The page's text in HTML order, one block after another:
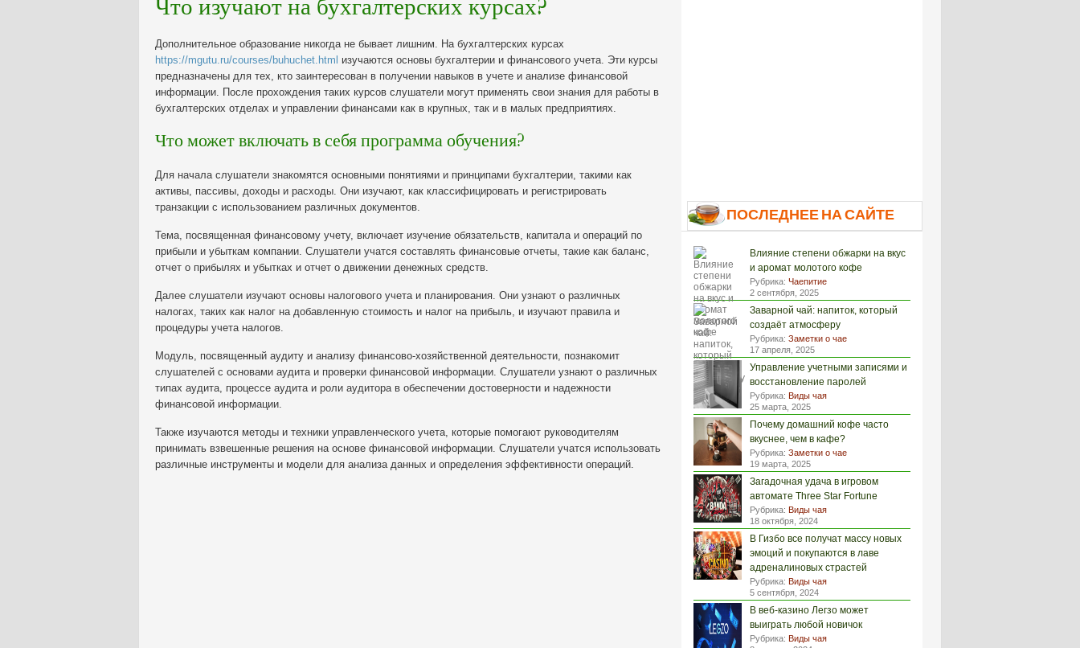
Дополнительное образование никогда не бывает лишним. На бухгалтерских курсах
https://mgutu.ru/courses/buhuchet.html изучаются основы бухгалтерии и финансового учета. Эти курсы
предназначены для тех, кто заинтересован в получении навыков в учете и анализе финансовой
информации. После прохождения таких курсов слушатели могут применять свои знания для работы в
бухгалтерских отделах и управлении финансами как в крупных, так и в малых предприятиях.
Что может включать в себя программа обучения?
Для начала слушатели знакомятся основными понятиями и принципами бухгалтерии, такими как
активы, пассивы, доходы и расходы. Они изучают, как классифицировать и регистрировать
транзакции с использованием различных документов.
Тема, посвященная финансовому учету, включает изучение обязательств, капитала и операций по
прибыли и убыткам компании. Слушатели учатся составлять финансовые отчеты, такие как баланс,
отчет о прибылях и убытках и отчет о движении денежных средств.
Далее слушатели изучают основы налогового учета и планирования. Они узнают о различных
налогах, таких как налог на добавленную стоимость и налог на прибыль, и изучают правила и
процедуры учета налогов.
Модуль, посвященный аудиту и анализу финансово-хозяйственной деятельности, познакомит
слушателей с основами аудита и проверки финансовой информации. Слушатели узнают о различных
типах аудита, процессе аудита и роли аудитора в обеспечении достоверности и надежности
финансовой информации.
Также изучаются методы и техники управленческого учета, которые помогают руководителям
принимать взвешенные решения на основе финансовой информации. Слушатели учатся использовать
различные инструменты и модели для анализа данных и определения эффективности операций.
ПОСЛЕДНЕЕ НА САЙТЕ
Влияние степени обжарки на вкус
и аромат молотого кофе
Рубрика: Чаепитие
2 сентября, 2025
Заварной чай: напиток, который
создаёт атмосферу
Рубрика: Заметки о чае
17 апреля, 2025
Управление учетными записями и
восстановление паролей
Рубрика: Виды чая
25 марта, 2025
Почему домашний кофе часто
вкуснее, чем в кафе?
Рубрика: Заметки о чае
19 марта, 2025
Загадочная удача в игровом
автомате Three Star Fortune
Рубрика: Виды чая
18 октября, 2024
В Гизбо все получат массу новых
эмоций и покупаются в лаве
адреналиновых страстей
Рубрика: Виды чая
5 сентября, 2024
В веб-казино Легзо может
выиграть любой новичок
Рубрика: Виды чая